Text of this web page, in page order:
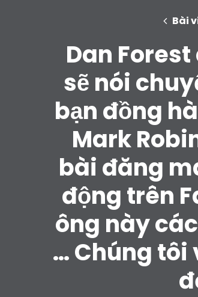
Bài
Dan
sẽ nói
bạn đồng
Mark
bài đăng
động trên
ông này
… Chúng tôi